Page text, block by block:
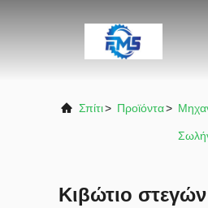
Σπίτι> Προϊόντα>
Κιβώτιο